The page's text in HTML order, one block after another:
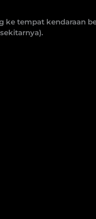
ke tempat kendaraan